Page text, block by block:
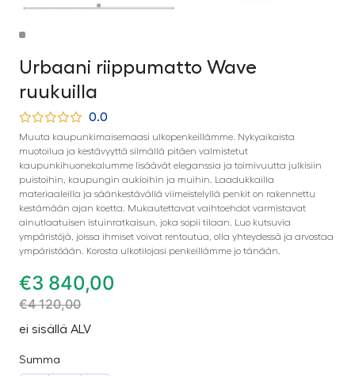
Urbaani riippumatto Wave
ruukuilla
0.0
Muuta kaupunkimaisemaasi ulkopenkeillämme. Nykyaikaista
muotoilua ja kestävyyttä silmällä pitäen valmistetut
kaupunkihuonekalumme lisäävät eleganssia ja toimivuutta julkisiin
puistoihin, kaupungin aukioihin ja muihin. Laadukkailla
materiaaleilla ja säänkestävällä viimeistelyllä penkit on rakennettu
kestämään ajan koetta. Mukautettavat vaihtoehdot varmistavat
ainutlaatuisen istuinratkaisun, joka sopii tilaan. Luo kutsuvia
ympäristöjä, joissa ihmiset voivat rentoutua, olla yhteydessä ja arvostaa
ympäristöään. Korosta ulkotilojasi penkeillämme jo tänään.
€3 840,00
€4 120,00
ei sisällä ALV
Summa